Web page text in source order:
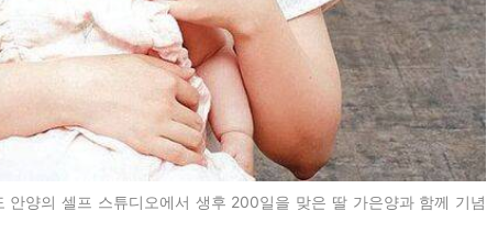
안양의 셀프 스튜디오에서 생후 200일을 맞은 딸 가은양과 함께 기념